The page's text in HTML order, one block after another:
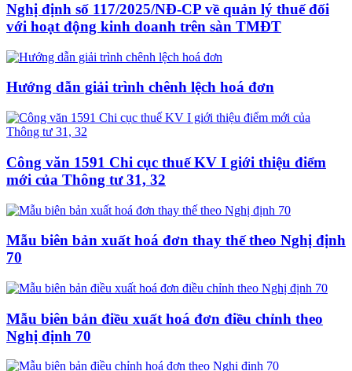
Nghị định số 117/2025/NĐ-CP về quản lý thuế đối
với hoạt động kinh doanh trên sàn TMĐT
Hướng dẫn giải trình chênh lệch hoá đơn
Công văn 1591 Chi cục thuế KV I giới thiệu điểm
mới của Thông tư 31, 32
Mẫu biên bản xuất hoá đơn thay thế theo Nghị định
70
Mẫu biên bản điều xuất hoá đơn điều chỉnh theo
Nghị định 70